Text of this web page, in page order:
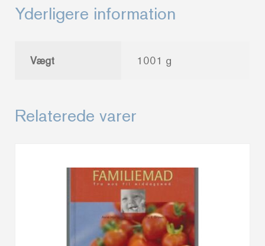
Yderligere information
Vægt 1001 g
Relaterede varer